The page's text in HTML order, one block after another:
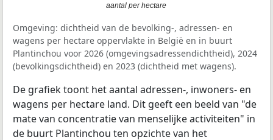
aantal per hectare
Omgeving: dichtheid van de bevolking-, adressen- en
wagens per hectare oppervlakte in België en in buurt
Plantinchou voor 2026 (omgevingsadressendichtheid), 2024
(bevolkingsdichtheid) en 2023 (dichtheid met wagens).
De grafiek toont het aantal adressen-, inwoners- en
wagens per hectare land. Dit geeft een beeld van "de
mate van concentratie van menselijke activiteiten" in
de buurt Plantinchou ten opzichte van het